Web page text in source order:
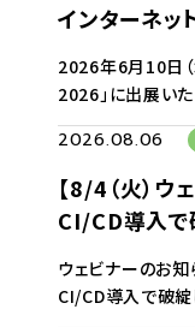
インターネ
2026年6月10日
2026」に出展い
2026.08.06
【8/4（火）
CI/CD導入で
ウェビナーのお知
CI/CD導入で破綻